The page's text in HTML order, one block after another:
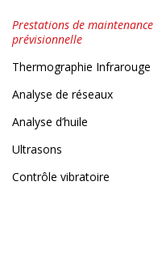
Prestations de maintenance
prévisionnelle
Thermographie Infrarouge
Analyse de réseaux
Analyse d’huile
Ultrasons
Contrôle vibratoire